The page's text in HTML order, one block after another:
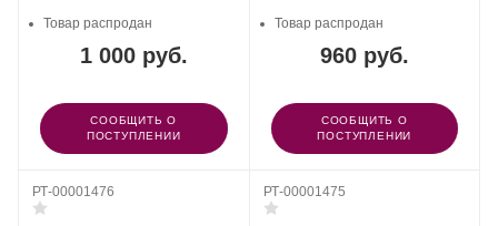
Vivandière.
1 000 руб.
Товар распродан
СООБЩИТЬ О
ПОСТУПЛЕНИИ
960 руб.
Товар распродан
СООБЩИТЬ О
ПОСТУПЛЕНИИ
РТ-00001476 РТ-00001475